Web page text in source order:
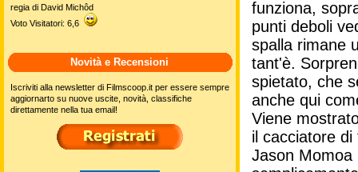
funziona,
punti deboli
spalla rimane
tant'è.
spietato, che
anche qui
Viene
il cacciatore
Jason Momoa
regia di David Michôd
Voto Visitatori: 6,6
Novità e Recensioni
Iscriviti alla newsletter di Filmscoop.it per essere sempre
aggiornarto su nuove uscite, novità, classifiche
direttamente nella tua email!